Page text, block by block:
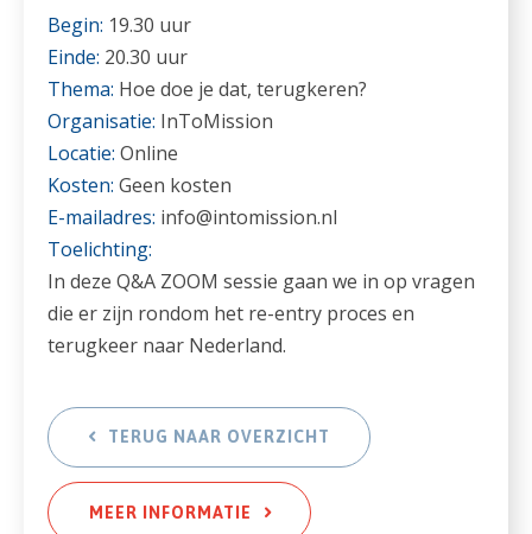
Begin: 19.30 uur
Einde: 20.30 uur
Thema: Hoe doe je dat, terugkeren?
Organisatie: InToMission
Locatie: Online
Kosten: Geen kosten
E-mailadres: info@intomission.nl
Toelichting:
In deze Q&A ZOOM sessie gaan we in op vragen
die er zijn rondom het re-entry proces en
terugkeer naar Nederland.
TERUG NAAR OVERZICHT
MEER INFORMATIE